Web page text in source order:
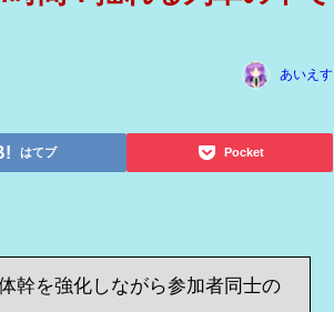
あいえす
はてブ Pocket
幹を強化しながら参加者同士の